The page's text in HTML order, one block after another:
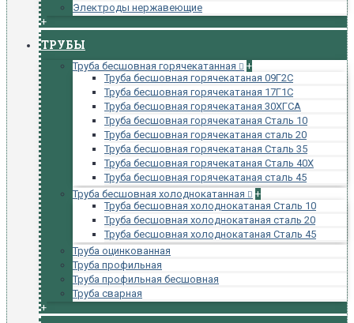
Электроды нержавеющие
+
ТРУБЫ
Труба бесшовная горячекатанная
+
Труба бесшовная горячекатаная 09Г2С
Труба бесшовная горячекатаная 17Г1С
Труба бесшовная горячекатаная 30ХГСА
Труба бесшовная горячекатаная Сталь 10
Труба бесшовная горячекатаная сталь 20
Труба бесшовная горячекатаная Сталь 35
Труба бесшовная горячекатаная Сталь 40Х
Труба бесшовная горячекатаная сталь 45
Труба бесшовная холоднокатанная
+
Труба бесшовная холоднокатаная Сталь 10
Труба бесшовная холоднокатаная сталь 20
Труба бесшовная холоднокатаная Сталь 45
Труба оцинкованная
Труба профильная
Труба профильная бесшовная
Труба сварная
+